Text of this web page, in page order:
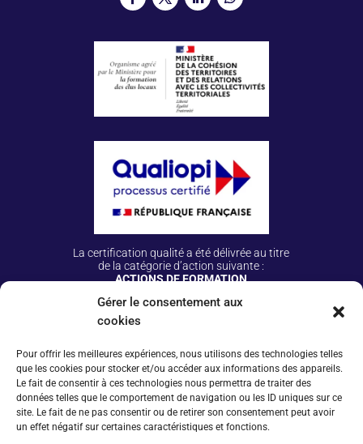
Gérer le consentement aux
cookies
Pour offrir les meilleures expériences, nous utilisons des technologies telles
que les cookies pour stocker et/ou accéder aux informations des appareils.
Le fait de consentir à ces technologies nous permettra de traiter des
données telles que le comportement de navigation ou les ID uniques sur ce
site. Le fait de ne pas consentir ou de retirer son consentement peut avoir
un effet négatif sur certaines caractéristiques et fonctions.
La certification qualité a été délivrée au titre
de la catégorie d’action suivante :
ACTIONS DE FORMATION
Plus d’infos
Espace conventionné·e·s
Tarifs 2025
Conditions générales de vente